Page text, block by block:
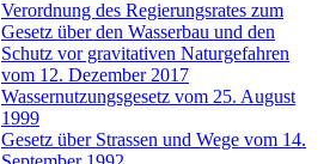
Verordnung des Regierungsrates zum
Gesetz über den Wasserbau und den
Schutz vor gravitativen Naturgefahren
vom 12. Dezember 2017
Wassernutzungsgesetz vom 25. August
1999
Gesetz über Strassen und Wege vom 14.